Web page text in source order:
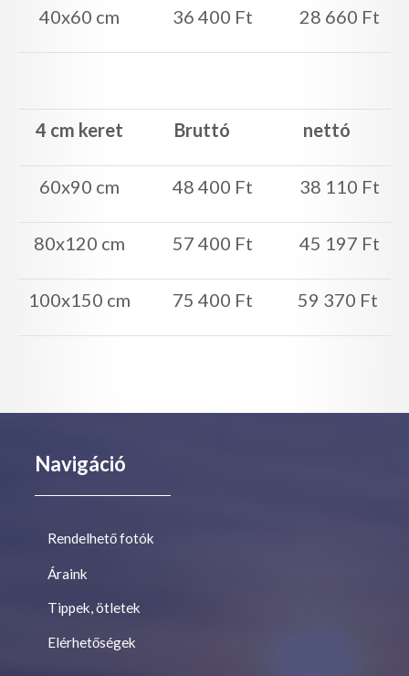
40x60 cm 36 400 Ft 28 660 Ft
4 cm keret Bruttó nettó
60x90 cm 48 400 Ft 38 110 Ft
80x120 cm 57 400 Ft 45 197 Ft
100x150 cm 75 400 Ft 59 370 Ft
Navigáció
Rendelhető fotók
Áraink
Tippek, ötletek
Elérhetőségek